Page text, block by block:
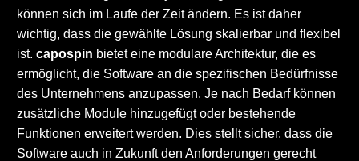
können sich im Laufe der Zeit ändern. Es ist daher
wichtig, dass die gewählte Lösung skalierbar und flexibel
ist. capospin bietet eine modulare Architektur, die es
ermöglicht, die Software an die spezifischen Bedürfnisse
des Unternehmens anzupassen. Je nach Bedarf können
zusätzliche Module hinzugefügt oder bestehende
Funktionen erweitert werden. Dies stellt sicher, dass die
Software auch in Zukunft den Anforderungen gerecht